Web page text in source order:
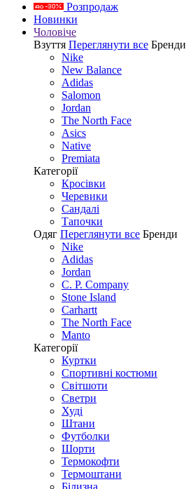
Розпродаж
Новинки
Чоловіче
Взуття Переглянути все Бренди
Nike
New Balance
Adidas
Salomon
Jordan
The North Face
Asics
Native
Premiata
Категорії
Кросівки
Черевики
Сандалі
Tапочки
Одяг Переглянути все Бренди
Nike
Adidas
Jordan
C. P. Company
Stone Island
Carhartt
The North Face
Manto
Категорії
Куртки
Спортивні костюми
Світшоти
Светри
Худі
Штани
Футболки
Шорти
Термокофти
Термоштани
Білизна